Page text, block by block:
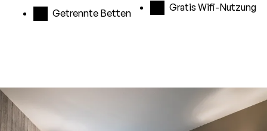
Getrennte Betten
Gratis Wifi-Nutzung